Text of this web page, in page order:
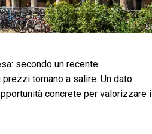
secondo un recente
tornano a salire. Un dato
concrete per valorizzare il